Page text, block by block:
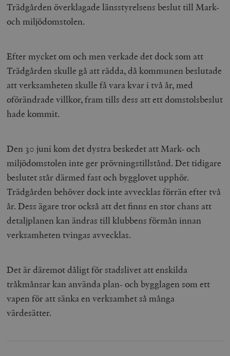
Trädgården överklagade länsstyrelsens beslut till Mark-
och miljödomstolen.
Efter mycket om och men verkade det dock som att
Trädgården skulle gå att rädda, då kommunen beslutade
att verksamheten skulle få vara kvar i två år, med
oförändrade villkor, fram tills dess att ett domstolsbeslut
hade kommit.
Den 30 juni kom det dystra beskedet att Mark- och
miljödomstolen inte ger prövningstillstånd. Det tidigare
beslutet står därmed fast och bygglovet upphör.
Trädgården behöver dock inte avvecklas förrän efter två
år. Dess ägare tror också att det finns en stor chans att
detaljplanen kan ändras till klubbens förmån innan
verksamheten tvingas avvecklas.
Det är däremot dåligt för stadslivet att enskilda
tråkmånsar kan använda plan- och bygglagen som ett
vapen för att sänka en verksamhet så många
värdesätter.